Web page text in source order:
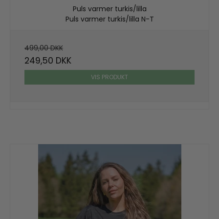
Puls varmer turkis/lilla
Puls varmer turkis/lilla N-T
499,00 DKK
249,50 DKK
VIS PRODUKT